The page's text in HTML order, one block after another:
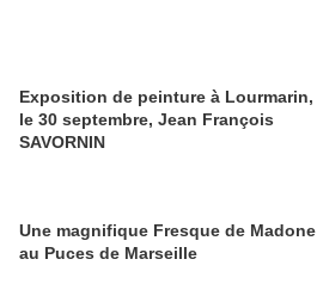
Exposition de peinture à Lourmarin,
le 30 septembre, Jean François
SAVORNIN
Une magnifique Fresque de Madone
au Puces de Marseille